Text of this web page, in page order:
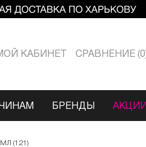
КАБИНЕТ СРАВНЕНИЕ 0
БРЕНДЫ АКЦИИ
(121)